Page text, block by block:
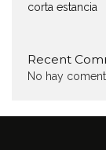
corta estancia
Recent
No hay